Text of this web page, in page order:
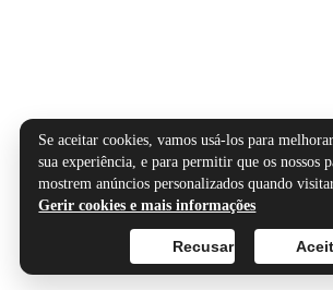
Se aceitar cookies, vamos usá-los para
sua experiência, e para permitir que os nossos
mostrem anúncios personalizados quando
Gerir cookies e mais informações
Recusar